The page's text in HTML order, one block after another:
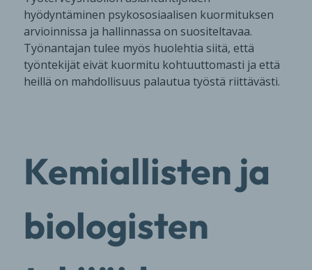
hyödyntäminen psykososiaalisen kuormituksen
arvioinnissa ja hallinnassa on suositeltavaa.
Työnantajan tulee myös huolehtia siitä, että
työntekijät eivät kuormitu kohtuuttomasti ja että
heillä on mahdollisuus palautua työstä riittävästi.
Kemiallisten ja
biologisten